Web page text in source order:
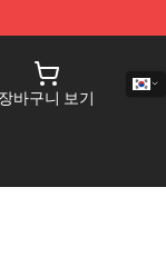
장바구니 보기